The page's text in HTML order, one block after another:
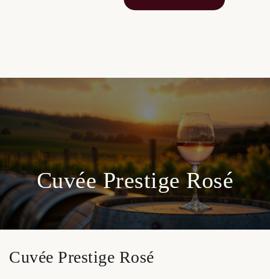
Cuvée Prestige Rosé
Cuvée Prestige Rosé